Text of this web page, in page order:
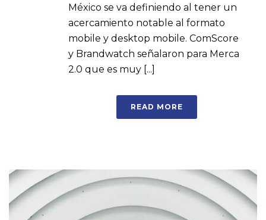
México se va definiendo al tener un
acercamiento notable al formato
mobile y desktop mobile. ComScore
y Brandwatch señalaron para Merca
2.0 que es muy [...]
READ MORE